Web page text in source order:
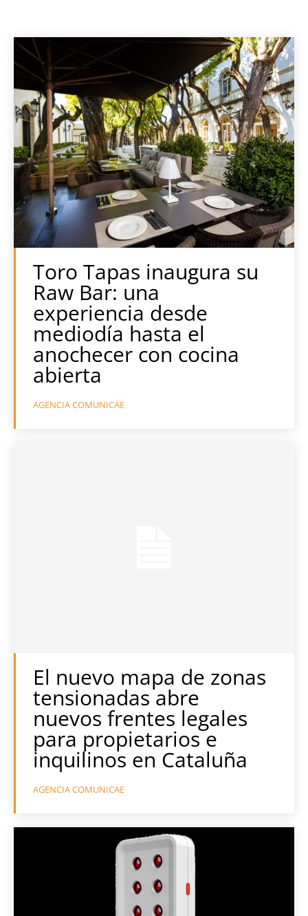
Toro Tapas inaugura su
Raw Bar: una
experiencia desde
mediodía hasta el
anochecer con cocina
abierta
AGENCIA COMUNICAE
El nuevo mapa de zonas
tensionadas abre
nuevos frentes legales
para propietarios e
inquilinos en Cataluña
AGENCIA COMUNICAE